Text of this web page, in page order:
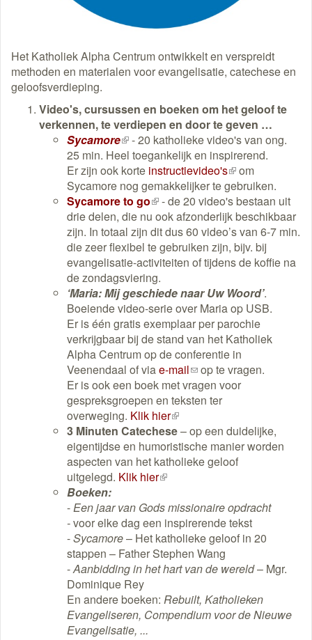
Het Katholiek Alpha Centrum ontwikkelt en verspreidt
methoden en materialen voor evangelisatie, catechese en
geloofsverdieping.
Video's, cursussen en boeken om het geloof te
verkennen, te verdiepen en door te geven …
Sycamore(externe
link)
- 20 katholieke video's van ong.
25 min. Heel toegankelijk en inspirerend.
Er zijn ook korte instructievideo's(externe
link)
om
Sycamore nog gemakkelijker te gebruiken.
Sycamore to go(externe
link)
- de 20 video's bestaan uit
drie delen, die nu ook afzonderlijk beschikbaar
zijn. In totaal zijn dit dus 60 video’s van 6-7 min.
die zeer flexibel te gebruiken zijn, bijv. bij
evangelisatie-activiteiten of tijdens de koffie na
de zondagsviering.
‘Maria: Mij geschiede naar Uw Woord’.
Boeiende video-serie over Maria op USB.
Er is één gratis exemplaar per parochie
verkrijgbaar bij de stand van het Katholiek
Alpha Centrum op de conferentie in
Veenendaal of viae-mail(link
stuurt
een
mail)
op te vragen.
Er is ook een boek met vragen voor
gespreksgroepen en teksten ter
overweging. Klik hier(externe
link)
3 Minuten Catechese– op een duidelijke,
eigentijdse en humoristische manier worden
aspecten van het katholieke geloof
uitgelegd. Klik hier(externe
Boeken:
-Een jaar van Gods missionaire opdracht
-voor elke dag een inspirerende tekst
-Sycamore– Het katholieke geloof in 20
stappen – Father Stephen Wang
-Aanbidding in het hart van de wereld– Mgr.
Dominique Rey
En andere boeken: Rebuilt, Katholieken
Evangeliseren, Compendium voor de Nieuwe
Evangelisatie, ...